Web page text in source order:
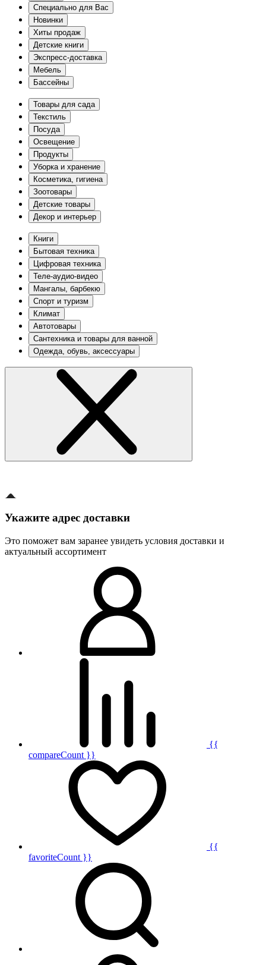
Специально для Вас
Новинки
Хиты продаж
Детские книги
Экспресс-доставка
Мебель
Бассейны
Товары для сада
Текстиль
Посуда
Освещение
Продукты
Уборка и хранение
Косметика, гигиена
Зоотовары
Детские товары
Декор и интерьер
Книги
Бытовая техника
Цифровая техника
Теле-аудио-видео
Мангалы, барбекю
Спорт и туризм
Климат
Автотовары
Сантехника и товары для ванной
Одежда, обувь, аксессуары
Укажите адрес доставки
Это поможет вам заранее увидеть условия доставки и
актуальный ассортимент
{{
compareCount }}
{{
favoriteCount }}